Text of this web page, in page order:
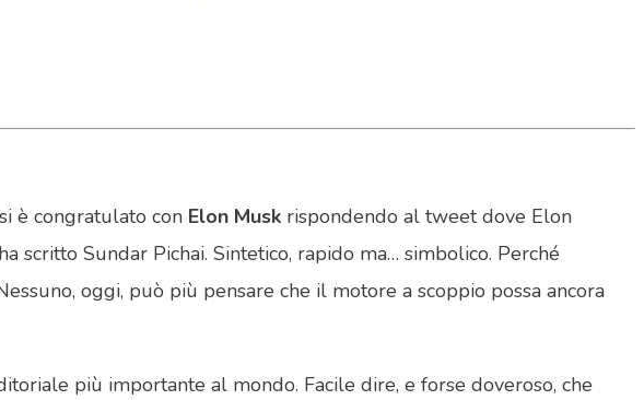
è congratulato con Elon Musk rispondendo al tweet dove Elon
ha scritto Sundar Pichai. Sintetico, rapido ma… simbolico. Perché
oggi, può più pensare che il motore a scoppio possa ancora
più importante al mondo. Facile dire, e forse doveroso, che